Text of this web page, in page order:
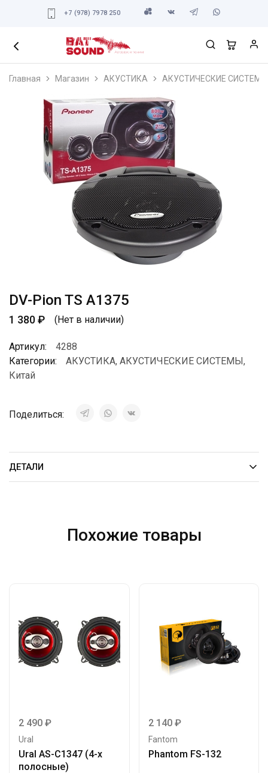
+7 (978) 7978 250
Главная Магазин АКУСТИКА АКУСТИЧЕСКИЕ СИСТЕМЫ
DV-Pion TS A1375
1 380₽ (Нет в наличии)
Артикул:
4288
Категории:
АКУСТИКА, АКУСТИЧЕСКИЕ СИСТЕМЫ,
Китай
Поделиться:
ДЕТАЛИ
Похожие товары
2 490 ₽
Ural
Ural AS-C1347 (4-х
полосные)
2 140 ₽
Fantom
Phantom FS-132